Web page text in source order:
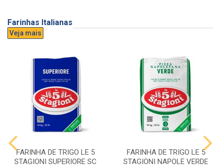
Farinhas Italianas
Veja mais
FARINHA DE TRIGO LE 5
STAGIONI SUPERIORE SC
FARINHA DE TRIGO LE 5
STAGIONI NAPOLE VERDE